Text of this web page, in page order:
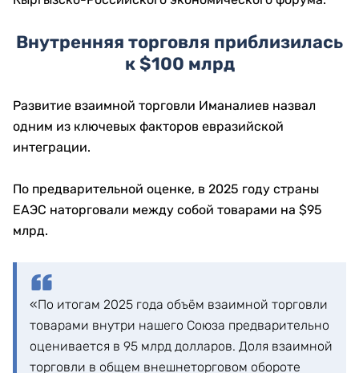
Внутренняя торговля приблизилась
к $100 млрд
Развитие взаимной торговли Иманалиев назвал
одним из ключевых факторов евразийской
интеграции.
По предварительной оценке, в 2025 году страны
ЕАЭС наторговали между собой товарами на $95
млрд.
«По итогам 2025 года объём взаимной торговли
товарами внутри нашего Союза предварительно
оценивается в 95 млрд долларов. Доля взаимной
торговли в общем внешнеторговом обороте